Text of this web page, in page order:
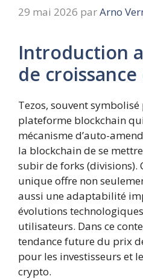
29 mai 2026 parArno
Introduction
de croissance
Tezos, souvent symbolisé
plateforme blockchain
mécanisme d’auto-
la blockchain de se
subir de forks (divisions).
unique offre non
aussi une adaptabilité
évolutions
utilisateurs. Dans ce
tendance future du prix
pour les investisseurs et
crypto.